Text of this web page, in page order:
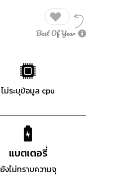
ไม่ระบุข้อมูล cpu
แบตเตอรี่
ยังไม่ทราบความจุ